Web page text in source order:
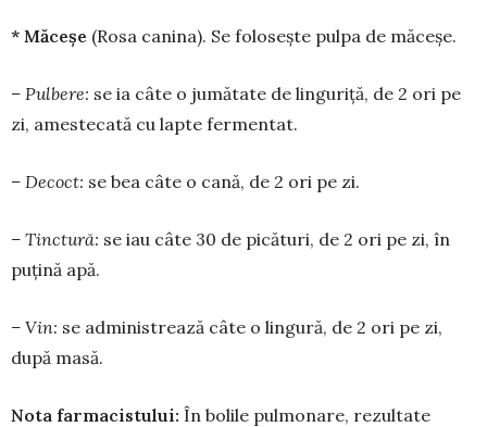
* Măceșe (Rosa canina). Se fo­lo­sește pulpa de măceșe.
– Pulbere: se ia câte o jumă­tate de linguriță, de 2 ori pe
zi, ames­tecată cu lapte fer­men­tat.
– Decoct: se bea câte o ca­nă, de 2 ori pe zi.
– Tinctură: se iau câte 30 de pică­turi, de 2 ori pe zi, în
puțină apă.
– Vin: se adminis­trea­ză câte o lingură, de 2 ori pe zi,
după masă.
Nota farmacistului: În bo­lile pulmonare, re­zul­tate